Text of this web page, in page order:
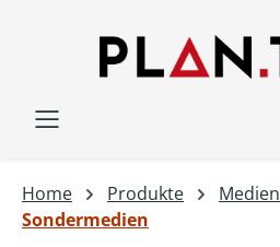
Home Produkte Medien
Sondermedien